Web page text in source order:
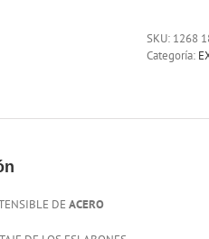
SKU: 1268
Categoría:
DE ACERO